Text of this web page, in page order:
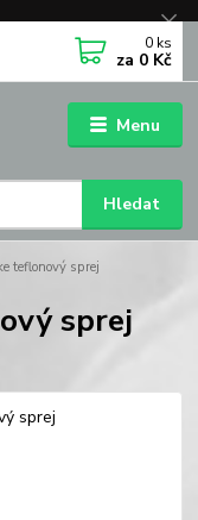
Menu
Hledat
0 ks
za 0 Kč
teflonový sprej
sprej